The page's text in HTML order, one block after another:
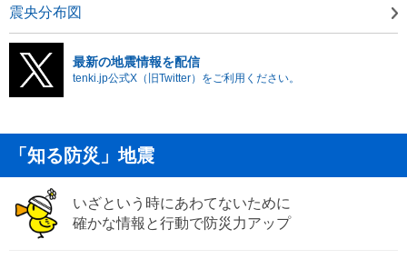
震央分布図
最新の地震情報を配信
tenki.jp公式X（旧Twitter）をご利用ください。
「知る防災」地震
いざという時にあわてないために
確かな情報と行動で防災力アップ